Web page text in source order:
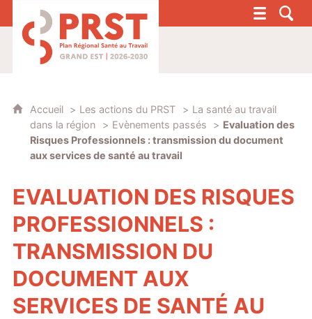
PRST 4 - Plan Régional Santé au Travail
Accueil Les actions du PRST
La santé au travail
dans la région
Evènements passés
Evaluation des
Risques Professionnels : transmission du document
aux services de santé au travail
EVALUATION DES RISQUES
PROFESSIONNELS :
TRANSMISSION DU
DOCUMENT AUX
SERVICES DE SANTÉ AU